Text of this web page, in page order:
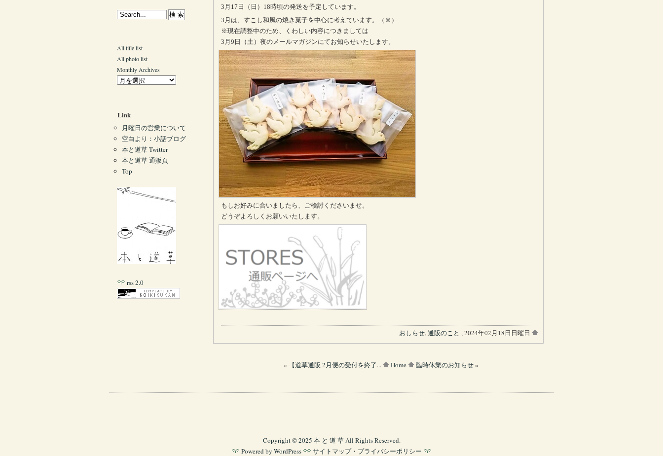
3月17日（日）18時頃の発送を予定しています。
3月は、すこし和風の焼き菓子を中心に考えています。（※）
※現在調整中のため、くわしい内容につきましては
3月9日（土）夜のメールマガジンにてお知らせいたします。
もしお好みに合いましたら、ご検討くださいませ。
どうぞよろしくお願いいたします。
おしらせ,通販のこと , 2024年02月18日日曜日
« 【道草通販 2月便の受付を終了... Home 臨時休業のお知らせ»
All title list
All photo list
Monthly Archives
Link
月曜日の営業について
空白より：小話ブログ
本と道草 Twitter
本と道草 通販頁
Top
rss 2.0
Copyright © 2025 本 と 道 草 All Rights Reserved.
Powered by WordPress サイトマップ・プライバシーポリシー